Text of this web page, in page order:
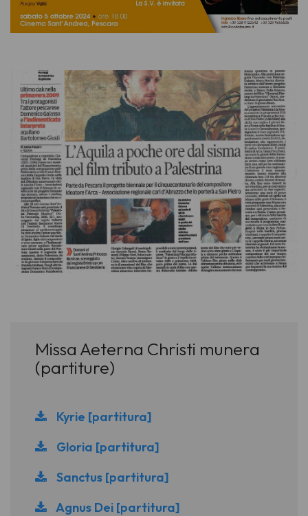
Missa Aeterna Christi munera
(partiture)
Kyrie [partitura]
Gloria [partitura]
Sanctus [partitura]
Agnus Dei [partitura]